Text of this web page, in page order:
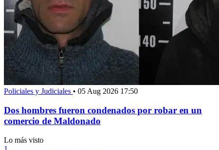
Policiales y Judiciales • 05 Aug 2026 17:50
Dos hombres fueron condenados por robar en un
comercio de Maldonado
Lo más visto